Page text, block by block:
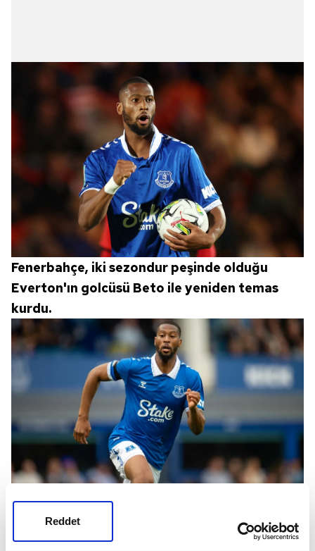
Reddet
Fenerbahçe, iki sezondur peşinde olduğu
Everton'ın golcüsü Beto ile yeniden temas
kurdu.
da Beto ismine sıcak baktığı belirtildi.